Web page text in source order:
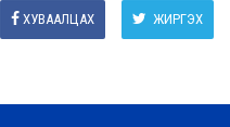
ЖИРГЭХ
ХУВААЛЦАХ